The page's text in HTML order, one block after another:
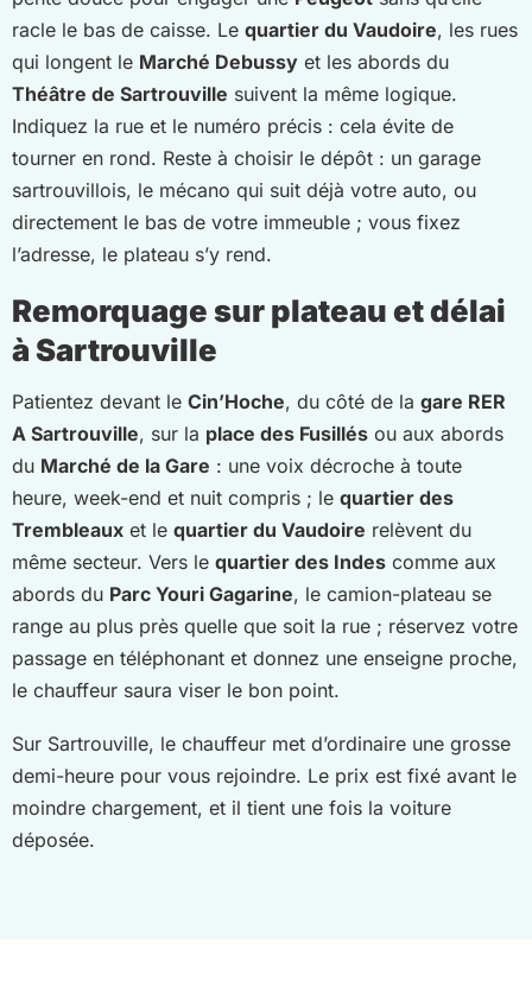
racle le bas de caisse. Le quartier du Vaudoire, les rues
qui longent le Marché Debussy et les abords du
Théâtre de Sartrouville suivent la même logique.
Indiquez la rue et le numéro précis : cela évite de
tourner en rond. Reste à choisir le dépôt : un garage
sartrouvillois, le mécano qui suit déjà votre auto, ou
directement le bas de votre immeuble ; vous fixez
l’adresse, le plateau s’y rend.
Remorquage sur plateau et délai
à Sartrouville
Patientez devant le Cin’Hoche, du côté de la gare RER
A Sartrouville, sur la place des Fusillés ou aux abords
du Marché de la Gare : une voix décroche à toute
heure, week-end et nuit compris ; le quartier des
Trembleaux et le quartier du Vaudoire relèvent du
même secteur. Vers le quartier des Indes comme aux
abords du Parc Youri Gagarine, le camion-plateau se
range au plus près quelle que soit la rue ; réservez votre
passage en téléphonant et donnez une enseigne proche,
le chauffeur saura viser le bon point.
Sur Sartrouville, le chauffeur met d’ordinaire une grosse
demi-heure pour vous rejoindre. Le prix est fixé avant le
moindre chargement, et il tient une fois la voiture
déposée.